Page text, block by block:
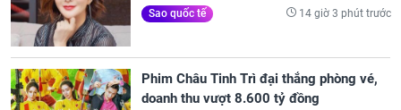
Sao quốc tế 14 giờ 3 phút trước
Phim Châu Tinh Trì đại thắng phòng vé,
doanh thu vượt 8.600 tỷ đồng